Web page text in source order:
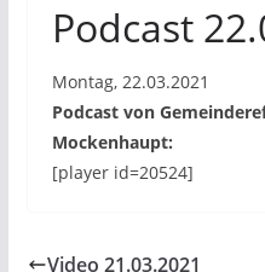
Podcast
Montag, 22.03.2021
Podcast von
Mockenhaupt:
[player id=20524]
Video 21.03.2021